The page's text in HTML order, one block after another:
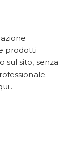
prodotti
sul sito, senza